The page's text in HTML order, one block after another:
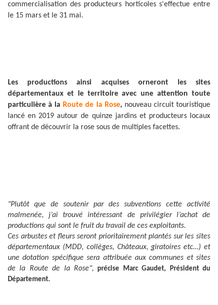
commercialisation des producteurs horticoles s'effectue entre
le 15 mars et le 31 mai.
Les productions ainsi acquises orneront les sites
départementaux et le territoire avec une attention toute
particulière à la Route de la Rose,nouveau circuit touristique
lancé en 2019 autour de quinze jardins et producteurs locaux
offrant de découvrir la rose sous de multiples facettes.
"Plutôt que de soutenir par des subventions cette activité
malmenée, j’ai trouvé intéressant de privilégier l’achat de
productions qui sont le fruit du travail de ces exploitants.
Ces arbustes et fleurs seront prioritairement plantés sur les sites
départementaux (MDD, collèges, Châteaux, giratoires etc…) et
une dotation spécifique sera attribuée aux communes et sites
de la Route de la Rose", précise Marc Gaudet, Président du
Département.